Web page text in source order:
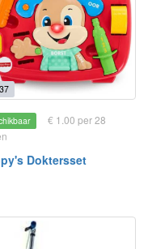
€ 1.00 per 28
Doktersset